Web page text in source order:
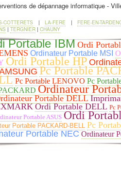
de dépannage informatique -
COTTERETS |LA-FERE | FERE-EN-
| TERGNIER | CHAUNY
Portable IBM Ordi
Ordinateur Portable MSI
Ordi Portable HP
Pc Portable
Pc Portable LENOVO Pc
Ordinateur
Portable DELL
Ordi Portable DELL Pc
Portable ASUS Ordi
Portable PACKARD-BELL Pc
Portable NEC Ordinateur